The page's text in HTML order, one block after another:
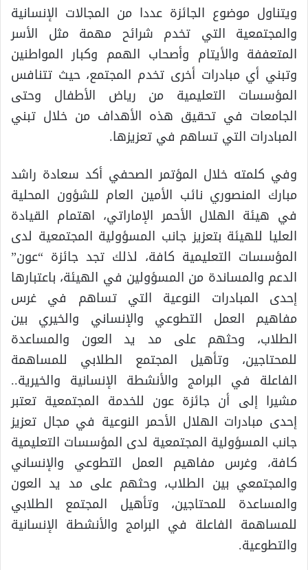
ويتناول موضوع الجائزة عددا من المجالات الإنسانية
والمجتمعية التي تخدم شرائح مهمة مثل الأسر
المتعففة والأيتام وأصحاب الهمم وكبار المواطنين
وتبني أي مبادرات أخرى تخدم المجتمع، حيث تتنافس
المؤسسات التعليمية من رياض الأطفال وحتى
الجامعات في تحقيق هذه الأهداف من خلال تبني
المبادرات التي تساهم في تعزيزها.
وفي كلمته خلال المؤتمر الصحفي أكد سعادة راشد
مبارك المنصوري نائب الأمين العام للشؤون المحلية
في هيئة الهلال الأحمر الإماراتي، اهتمام القيادة
العليا للهيئة بتعزيز جانب المسؤولية المجتمعية لدى
المؤسسات التعليمية كافة، لذلك تجد جائزة “عون”
الدعم والمساندة من المسؤولين في الهيئة، باعتبارها
إحدى المبادرات النوعية التي تساهم في غرس
مفاهيم العمل التطوعي والإنساني والخيري بين
الطلاب، وحثهم على مد يد العون والمساعدة
للمحتاجين، وتأهيل المجتمع الطلابي للمساهمة
الفاعلة في البرامج والأنشطة الإنسانية والخيرية..
مشيرا إلى أن جائزة عون للخدمة المجتمعية تعتبر
إحدى مبادرات الهلال الأحمر النوعية في مجال تعزيز
جانب المسؤولية المجتمعية لدى المؤسسات التعليمية
كافة، وغرس مفاهيم العمل التطوعي والإنساني
والمجتمعي بين الطلاب، وحثهم على مد يد العون
والمساعدة للمحتاجين، وتأهيل المجتمع الطلابي
للمساهمة الفاعلة في البرامج والأنشطة الإنسانية
والتطوعية.